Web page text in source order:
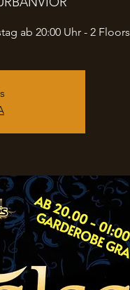
ab 20:00 Uhr - 2 Floors